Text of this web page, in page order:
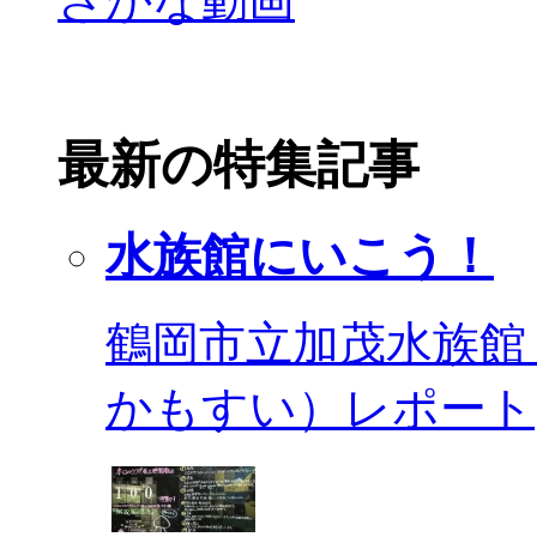
最新の特集記事
水族館にいこう！
鶴岡市立加茂水族
かもすい）レポート